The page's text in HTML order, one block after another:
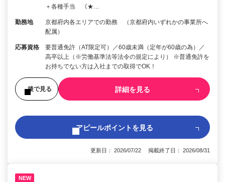
＋各種手当 《★…
勤務地
京都府内各エリアでの勤務 （京都府内いずれかの事業所へ
配属）
応募資格
要普通免許（AT限定可）／60歳未満（定年が60歳の為）／
高卒以上（※労働基準法等法令の規定により） ※普通免許を
お持ちでない方は入社までの取得でOK！
後で見る 詳細を見る
アピールポイントを見る
更新日： 2026/07/22 掲載終了日： 2026/08/31
NEW